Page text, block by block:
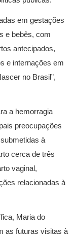
em gestações
e bebês, com
antecipados,
e internações em
no Brasil”,
a hemorragia
preocupações
à
cerca de três
vaginal,
relacionadas à
Maria do
as futuras visitas à